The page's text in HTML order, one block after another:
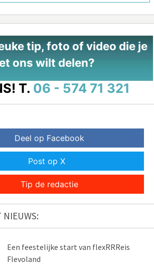
tip, foto of video die je
ons wilt delen?
T. 06 - 574 71 321
Deel op Facebook
Post op X
Tip de redactie
NIEUWS:
Een feestelijke start van flexRRReis
Flevoland